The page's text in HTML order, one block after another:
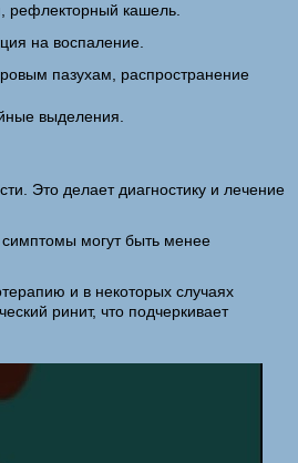
рефлекторный кашель.
на воспаление.
пазухам, распространение
выделения.
Это делает диагностику и лечение
могут быть менее
и в некоторых случаях
ринит, что подчеркивает